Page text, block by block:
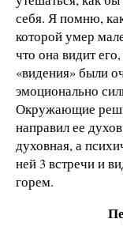
себя. Я помню,
которой умер
что она видит
«видения» были
эмоционально
Окружающие
направил ее
духовная, а
ней 3 встречи и
горем.